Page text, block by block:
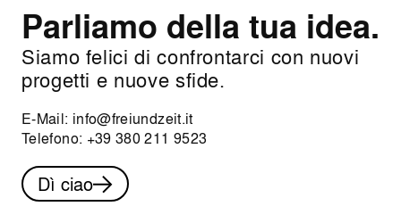
Parliamo della tua idea.
Siamo felici di confrontarci con nuovi
progetti e nuove sfide.
E-Mail: info@freiundzeit.it
Telefono: +39 380 211 9523
Dì ciao